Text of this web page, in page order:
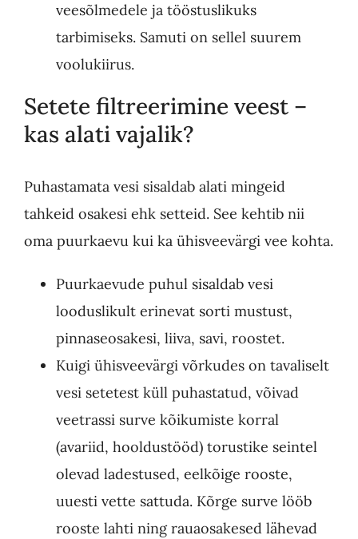
veesõlmedele ja tööstuslikuks
tarbimiseks. Samuti on sellel suurem
voolukiirus.
Setete filtreerimine veest –
kas alati vajalik?
Puhastamata vesi sisaldab alati mingeid
tahkeid osakesi ehk setteid. See kehtib nii
oma puurkaevu kui ka ühisveevärgi vee kohta.
Puurkaevude puhul sisaldab vesi
looduslikult erinevat sorti mustust,
pinnaseosakesi, liiva, savi, roostet.
Kuigi ühisveevärgi võrkudes on tavaliselt
vesi setetest küll puhastatud, võivad
veetrassi surve kõikumiste korral
(avariid, hooldustööd) torustike seintel
olevad ladestused, eelkõige rooste,
uuesti vette sattuda. Kõrge surve lööb
rooste lahti ning rauaosakesed lähevad